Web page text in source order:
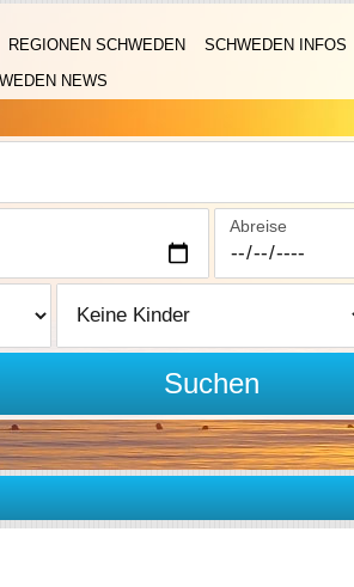
REGIONEN SCHWEDEN
SCHWEDEN INFOS
NEWS
Abreise
Suchen